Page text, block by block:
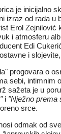
je inicijalno
izraz od rada u
Erol Zejnilović
i atmosferu
Edi
i
progovara o
sebi, intimnim
sažeta je u
i "Nježno prema
srce.
odmak od